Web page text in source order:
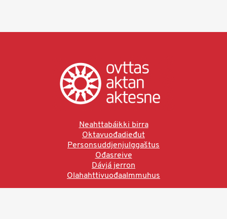
Neahttabáikki birra
Oktavuođadieđut
Personsuddjenjulggaštus
Ođasreive
Dávjá jerron
Olahahttivuođaalmmuhus